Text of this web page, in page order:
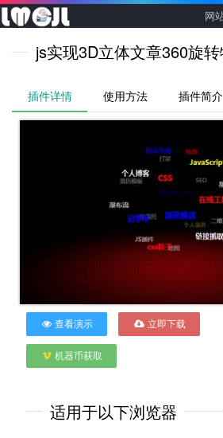
网
js实现3D立体文章360旋
插件详情 使用方法 插件简介
查看演示 立即下载
机器币获取
适用于以下浏览器